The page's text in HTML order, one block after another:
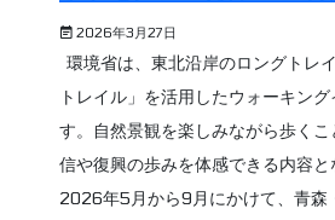
2026年3月27日
環境省は、東北沿岸のロングトレ
トレイル」を活用したウォーキン
す。自然景観を楽しみながら歩く
信や復興の歩みを体感できる内容と
2026年5月から9月にかけて、青森